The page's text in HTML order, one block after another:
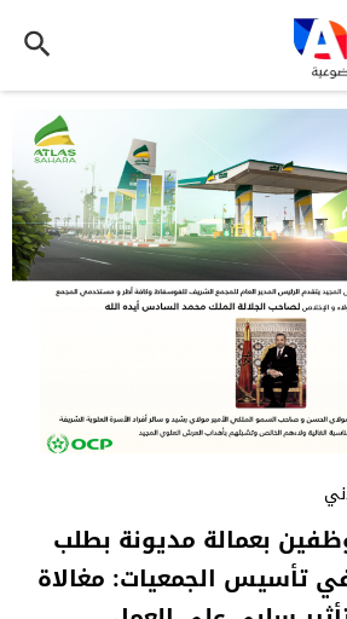
بعمالة مديونة بطلب
تأسيس الجمعيات: مغالاة